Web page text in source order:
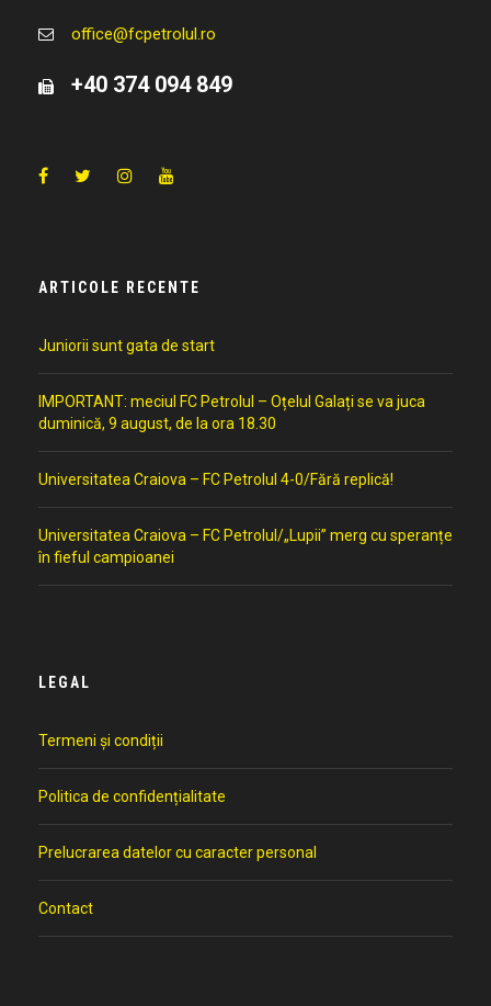
office@fcpetrolul.ro
+40 374 094 849
ARTICOLE RECENTE
Juniorii sunt gata de start
IMPORTANT: meciul FC Petrolul – Oțelul Galați se va juca
duminică, 9 august, de la ora 18.30
Universitatea Craiova – FC Petrolul 4-0/Fără replică!
Universitatea Craiova – FC Petrolul/„Lupii” merg cu speranțe
în fieful campioanei
LEGAL
Termeni și condiții
Politica de confidențialitate
Prelucrarea datelor cu caracter personal
Contact